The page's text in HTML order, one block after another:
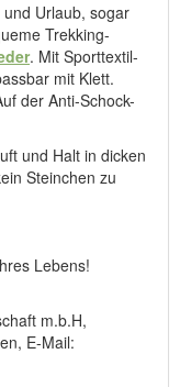
Urlaub, sogar
Trekking-
. Mit Sporttextil-
mit Klett.
der Anti-Schock-
und Halt in dicken
Steinchen zu
Lebens!
m.b.H,
E-Mail: